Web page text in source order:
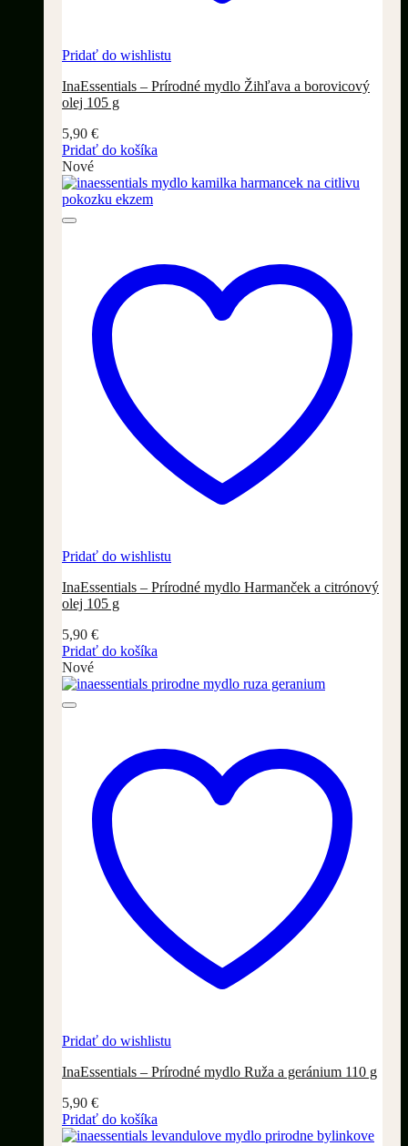
Pridať do wishlistu
InaEssentials – Prírodné mydlo Žihľava a borovicový
olej 105 g
5,90 €
Pridať do košíka
Nové
Pridať do wishlistu
InaEssentials – Prírodné mydlo Harmanček a citrónový
olej 105 g
5,90 €
Pridať do košíka
Nové
Pridať do wishlistu
InaEssentials – Prírodné mydlo Ruža a geránium 110 g
5,90 €
Pridať do košíka